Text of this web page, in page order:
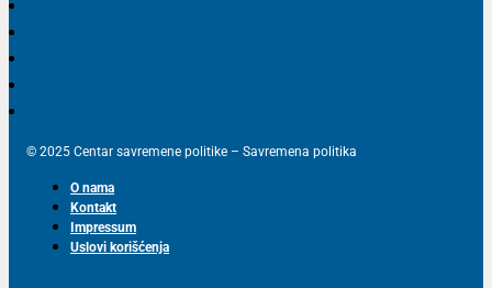
© 2025 Centar savremene politike – Savremena politika
O nama
Kontakt
Impressum
Uslovi korišćenja